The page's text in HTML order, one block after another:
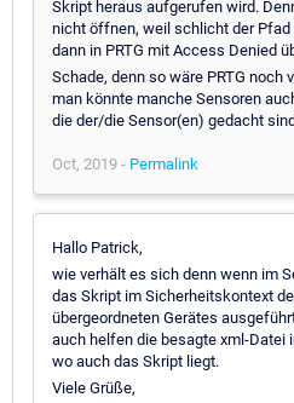
Skript heraus aufgerufen wird.
nicht öffnen, weil schlicht der
dann in PRTG mit Access Denied
Schade, denn so wäre PRTG noch
man könnte manche Sensoren
die der/die Sensor(en) gedacht
Oct, 2019 - Permalink
Hallo Patrick,
wie verhält es sich denn wenn im
das Skript im Sicherheitskontext
übergeordneten Gerätes
auch helfen die besagte xml-Datei
wo auch das Skript liegt.
Viele Grüße,